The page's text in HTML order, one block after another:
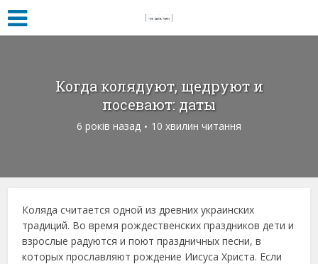
Когда колядуют, щедруют и
посевают: даты
6 років назад 10 хвилин читання
Коляда считается одной из древних украинских
традиций. Во время рождественских праздников дети и
взрослые радуются и поют праздничных песни, в
которых прославляют рождение Иисуса Христа. Если